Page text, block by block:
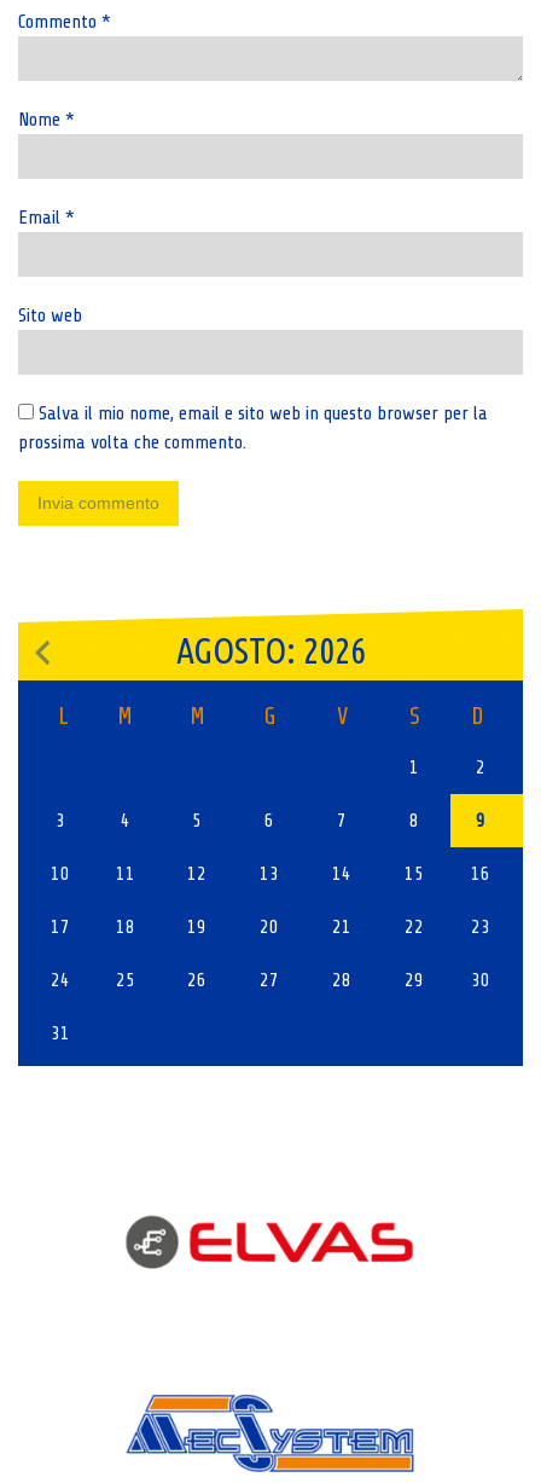
Commento *
Nome *
Email *
Sito web
Salva il mio nome, email e sito web in questo browser per la
prossima volta che commento.
AGOSTO: 2026
L M M G V S D
1 2
3 4 5 6 7 8 9
10 11 12 13 14 15 16
17 18 19 20 21 22 23
24 25 26 27 28 29 30
31